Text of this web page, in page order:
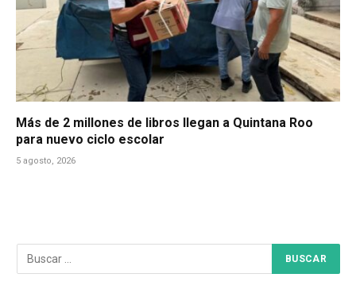
Más de 2 millones de libros llegan a Quintana Roo
para nuevo ciclo escolar
5 agosto, 2026